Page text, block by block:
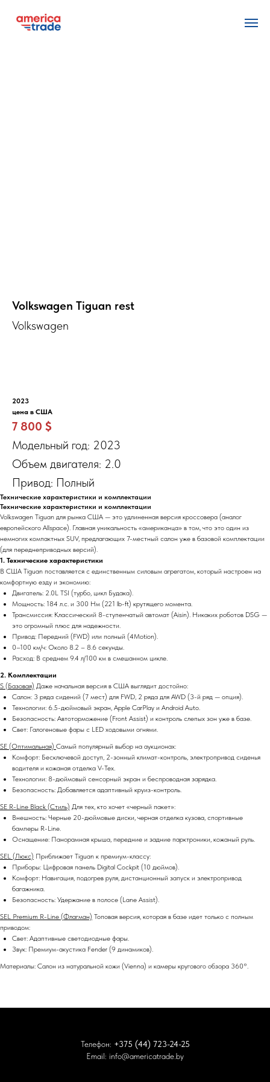
Volkswagen Tiguan rest
Volkswagen
2023
цена в США
7 800 $
Модельный год: 2023
Объем двигателя: 2.0
Привод: Полный
Технические характеристики и комплектации
Технические характеристики и комплектации
Volkswagen Tiguan для рынка США — это удлиненная версия кроссовера (аналог
европейского Allspace). Главная уникальность «американца» в том, что это один из
немногих компактных SUV, предлагающих 7-местный салон уже в базовой комплектации
(для переднеприводных версий).
1. Технические характеристики
В США Tiguan поставляется с единственным силовым агрегатом, который настроен на
комфортную езду и экономию:
Двигатель: 2.0L TSI (турбо, цикл Будака).
Мощность: 184 л.с. и 300 Нм (221 lb-ft) крутящего момента.
Трансмиссия: Классический 8-ступенчатый автомат (Aisin). Никаких роботов DSG —
это огромный плюс для надежности.
Привод: Передний (FWD) или полный (4Motion).
0–100 км/ч: Около 8.2 – 8.6 секунды.
Расход: В среднем 9.4 л/100 км в смешанном цикле.
2. Комплектации
S (Базовая) Даже начальная версия в США выглядит достойно:
Салон: 3 ряда сидений (7 мест) для FWD, 2 ряда для AWD (3-й ряд — опция).
Технологии: 6.5-дюймовый экран, Apple CarPlay и Android Auto.
Безопасность: Автоторможение (Front Assist) и контроль слепых зон уже в базе.
Свет: Галогеновые фары с LED ходовыми огнями.
SE (Оптимальная) Самый популярный выбор на аукционах:
Комфорт: Бесключевой доступ, 2-зонный климат-контроль, электропривод сиденья
водителя и кожаная отделка V-Tex.
Технологии: 8-дюймовый сенсорный экран и беспроводная зарядка.
Безопасность: Добавляется адаптивный круиз-контроль.
SE R-Line Black (Стиль) Для тех, кто хочет «черный пакет»:
Внешность: Черные 20-дюймовые диски, черная отделка кузова, спортивные
бамперы R-Line.
Оснащение: Панорамная крыша, передние и задние парктроники, кожаный руль.
SEL (Люкс) Приближает Tiguan к премиум-классу:
Приборы: Цифровая панель Digital Cockpit (10 дюймов).
Комфорт: Навигация, подогрев руля, дистанционный запуск и электропривод
багажника.
Безопасность: Удержание в полосе (Lane Assist).
SEL Premium R-Line (Флагман) Топовая версия, которая в базе идет только с полным
приводом:
Свет: Адаптивные светодиодные фары.
Звук: Премиум-акустика Fender (9 динамиков).
Материалы: Салон из натуральной кожи (Vienna) и камеры кругового обзора 360°.
Телефон: +375 (44) 723-24-25
Email: info@americatrade.by